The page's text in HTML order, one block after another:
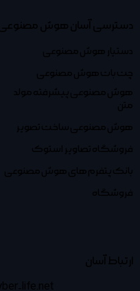
دسترسی آسان هوش
دستیار هوش مصنوعی
چت بات هوش مصنوعی
هوش مصنوعی پیشرفته مولد
متن
هوش مصنوعی ساخت تصویر
فروشگاه تصاویر استوک
بانک پتفرم های هوش مصنوعی
فروشگاه
ارتباط آسان
life.net